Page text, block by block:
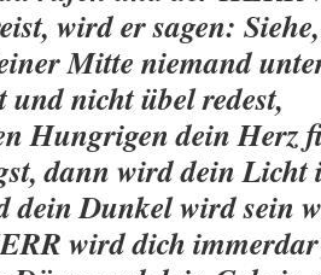
wird er sagen:
Mitte niemand
und nicht übel redest,
Hungrigen dein Herz
dann wird dein
dein Dunkel wird sein
wird dich